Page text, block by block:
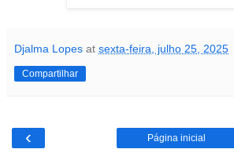
Djalma Lopes at sexta-feira, julho 25, 2025
Compartilhar
‹ Página inicial